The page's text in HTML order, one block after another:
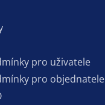
pro uživatele
pro objednatele